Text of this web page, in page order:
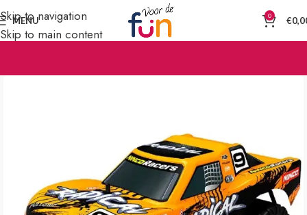
Skip to navigation
Skip to main content
MENU 0 €